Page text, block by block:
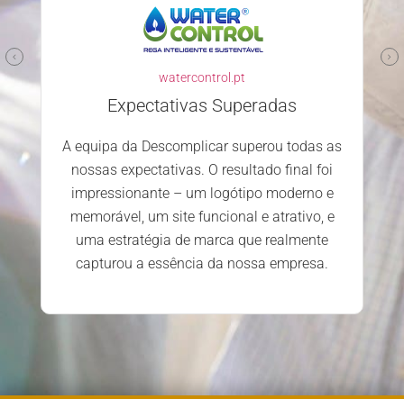
as
foi
e
familyclinic.pt
Parceiro confiável e competente
Escolher a Descomplicar.pt para
desenvolver o nosso site foi uma excelente
equipa mostrou-se profissional, atenciosa e
dedicada. Estamos extremamente
satisfeitos com o serviço prestado e os
resultados alcançados.